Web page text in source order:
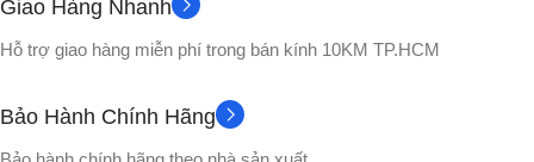
Giao Hàng Nhanh
Hỗ trợ giao hàng miễn phí trong bán kính 10KM TP.HCM
Bảo Hành Chính Hãng